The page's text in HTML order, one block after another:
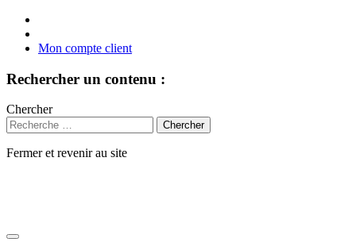
Mon compte client
Rechercher un contenu :
Chercher
Fermer et revenir au site